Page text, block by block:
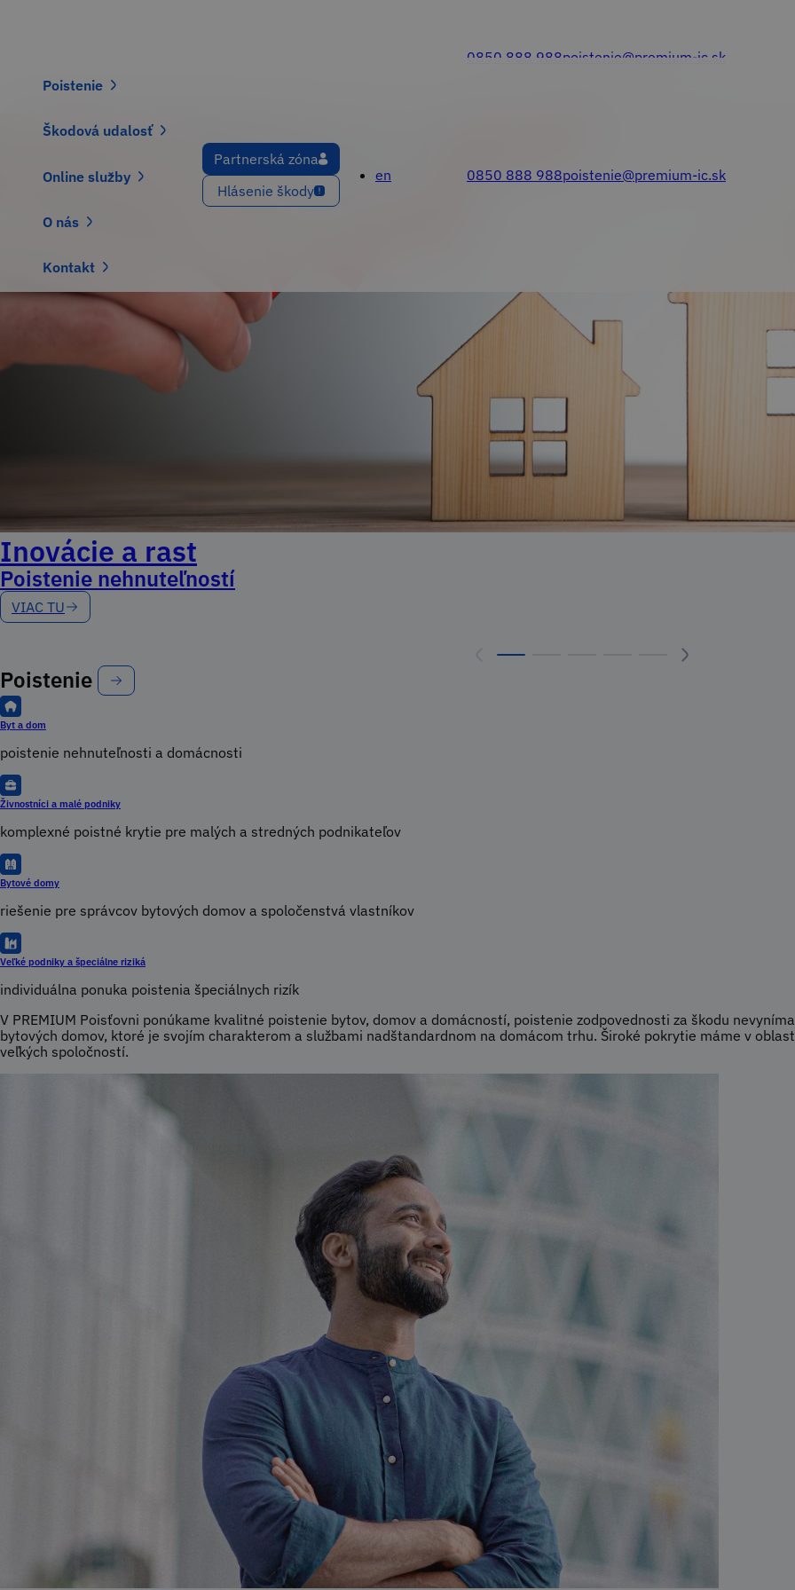
0850 888 988poistenie@premium-ic.sk
0850 888 988poistenie@premium-ic.sk
navigation
Poistenie
Škodová udalosť
Online služby
O nás
Kontakt
Partnerská zóna
Hlásenie škody
en
Inovácie a rast
Poistenie nehnuteľností
VIAC TU
Poistenie
Byt a dom
poistenie nehnuteľnosti a domácnosti
Živnostníci a malé podniky
komplexné poistné krytie pre malých a stredných podnikateľov
Bytové domy
riešenie pre správcov bytových domov a spoločenstvá vlastníkov
Veľké podniky a špeciálne riziká
individuálna ponuka poistenia špeciálnych rizík
V PREMIUM Poisťovni ponúkame kvalitné poistenie bytov, domov a domácností, poistenie zodpovednosti za škodu
bytových domov, ktoré je svojím charakterom a službami nadštandardnom na domácom trhu. Široké pokrytie máme v
veľkých spoločností.